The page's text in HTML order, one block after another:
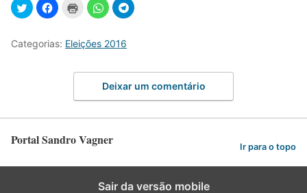
Categorias: Eleições 2016
Deixar um comentário
Portal Sandro Vagner Ir para o topo
Sair da versão mobile